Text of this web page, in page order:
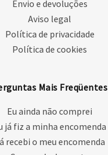
Envio e devoluções
Aviso legal
Política de privacidade
Política de cookies
Mais Freqüentes
Eu ainda não comprei
já fiz a minha encomenda
recebi o meu encomenda